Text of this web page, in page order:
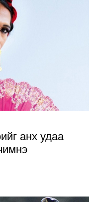
анх удаа